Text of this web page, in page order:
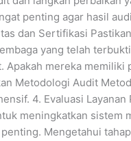
penting agar hasil
dan Sertifikasi
yang telah
Apakah mereka memiliki
Metodologi Audit
4. Evaluasi
meningkatkan sistem
Mengetahui